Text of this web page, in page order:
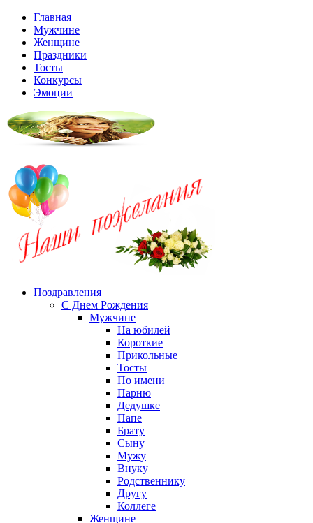
Главная
Мужчине
Женщине
Праздники
Тосты
Конкурсы
Эмоции
Поздравления
С Днем Рождения
Мужчине
На юбилей
Короткие
Прикольные
Тосты
По имени
Парню
Дедушке
Папе
Брату
Сыну
Мужу
Внуку
Родственнику
Другу
Коллеге
Женщине